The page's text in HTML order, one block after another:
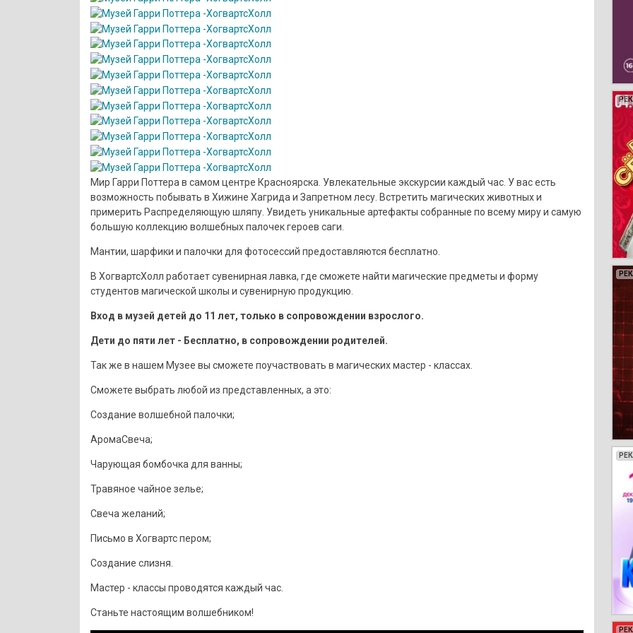
Мир Гарри Поттера в самом центре Красноярска. Увлекательные экскурсии каждый час. У вас есть
возможность побывать в Хижине Хагрида и Запретном лесу. Встретить магических животных и
примерить Распределяющую шляпу. Увидеть уникальные артефакты собранные по всему миру и самую
большую коллекцию волшебных палочек героев саги.
Мантии, шарфики и палочки для фотосессий предоставляются бесплатно.
В ХогвартсХолл работает сувенирная лавка, где сможете найти магические предметы и форму
студентов магической школы и сувенирную продукцию.
Вход в музей детей до 11 лет, только в сопровождении взрослого.
Дети до пяти лет - Бесплатно, в сопровождении родителей.
Так же в нашем Музее вы сможете поучаствовать в магических мастер - классах.
Сможете выбрать любой из представленных, а это:
Создание волшебной палочки;
АромаСвеча;
Чарующая бомбочка для ванны;
Травяное чайное зелье;
Свеча желаний;
Письмо в Хогвартс пером;
Создание слизня.
Мастер - классы проводятся каждый час.
Станьте настоящим волшебником!